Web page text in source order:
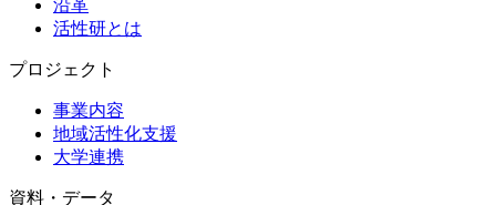
沿革
活性研とは
プロジェクト
事業内容
地域活性化支援
大学連携
資料・データ